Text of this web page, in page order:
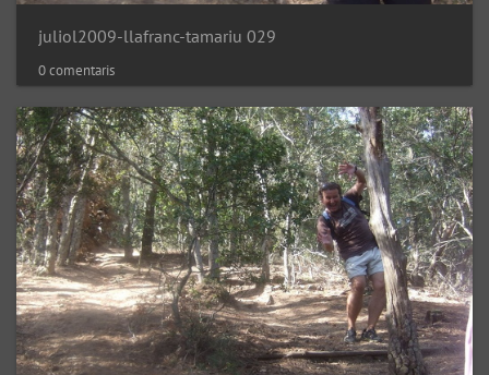
juliol2009-llafranc-tamariu 029
0 comentaris